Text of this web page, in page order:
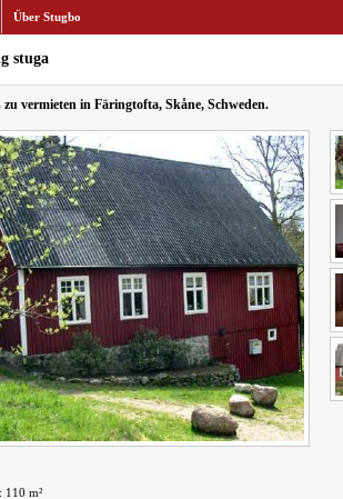
Über Stugbo
stuga
zu vermieten in Färingtofta, Skåne, Schweden.
110 m²